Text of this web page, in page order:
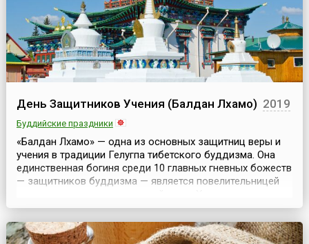
День Защитников Учения (Балдан Лхамо) 2019
Буддийские праздники
«Балдан Лхамо» — одна из основных защитниц веры и
учения в традиции Гелугпа тибетского буддизма. Она
единственная богиня среди 10 главных гневных божеств
— защитников буддизма — является повелительницей
защитницы Балдан Лхамо проводится накануне
буддийского Нового года. Считается, что в этот день
она нисходит на землю и обходит своих подзащитных,...